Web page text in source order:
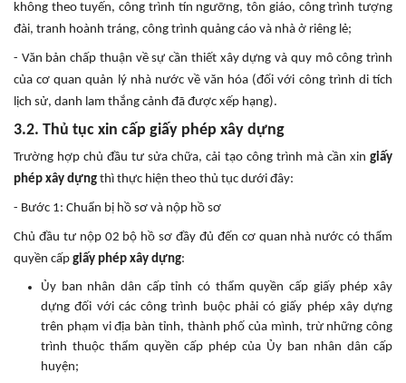
không theo tuyến, công trình tín ngưỡng, tôn giáo, công trình tượng
đài, tranh hoành tráng, công trình quảng cáo và nhà ở riêng lẻ;
- Văn bản chấp thuận về sự cần thiết xây dựng và quy mô công trình
của cơ quan quản lý nhà nước về văn hóa (đối với công trình di tích
lịch sử, danh lam thắng cảnh đã được xếp hạng).
3.2. Thủ tục xin cấp giấy phép xây dựng
Trường hợp chủ đầu tư sửa chữa, cải tạo công trình mà cần xin giấy
phép xây dựng thì thực hiện theo thủ tục dưới đây:
- Bước 1: Chuẩn bị hồ sơ và nộp hồ sơ
Chủ đầu tư nộp 02 bộ hồ sơ đầy đủ đến cơ quan nhà nước có thẩm
quyền cấp giấy phép xây dựng:
Ủy ban nhân dân cấp tỉnh có thẩm quyền cấp giấy phép xây
dựng đối với các công trình buộc phải có giấy phép xây dựng
trên phạm vi địa bàn tỉnh, thành phố của mình, trừ những công
trình thuộc thẩm quyền cấp phép của Ủy ban nhân dân cấp
huyện;